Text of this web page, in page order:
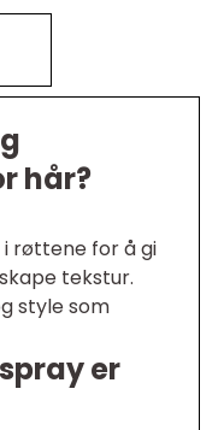
hår?
røttene for å gi
tekstur.
style som
er